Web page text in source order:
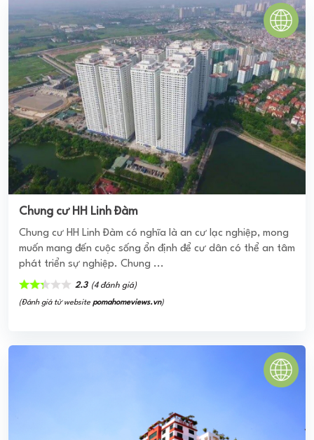
Chung cư HH Linh Đàm
Chung cư HH Linh Đàm có nghĩa là an cư lạc nghiệp, mong
muốn mang đến cuộc sống ổn định để cư dân có thể an tâm
phát triển sự nghiệp. Chung ...
2.3 (4 đánh giá)
(Đánh giá từ website pomahomeviews.vn)